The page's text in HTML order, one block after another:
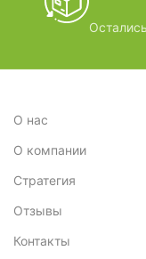
О нас
О компании
Стратегия
Отзывы
Контакты